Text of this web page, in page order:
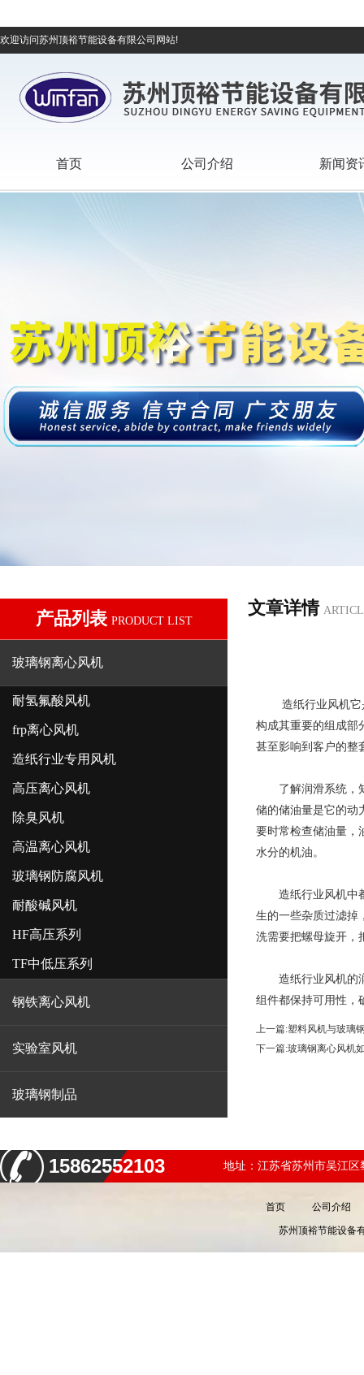
欢迎访问苏州顶裕节能设备有限公司网站!
首页 公司介绍 新闻资
产品列表 PRODUCT LIST
玻璃钢离心风机
耐氢氟酸风机
frp离心风机
造纸行业专用风机
高压离心风机
除臭风机
高温离心风机
玻璃钢防腐风机
耐酸碱风机
HF高压系列
TF中低压系列
钢铁离心风机
实验室风机
玻璃钢制品
文章详情
造纸行业风机它
构成其重要的组成部
甚至影响到客户的整
了解润滑系统，知
储的储油量是它的动
要时常检查储油量，
水分的机油。
造纸行业风机中都
生的一些杂质过滤掉
洗需要把螺母旋开，
造纸行业风机的
组件都保持可用性，
上一篇:塑料风机与玻璃
下一篇:玻璃钢离心风机
15862552103 地址：江苏省苏州市吴江区
首页 公司介绍
苏州顶裕节能设备